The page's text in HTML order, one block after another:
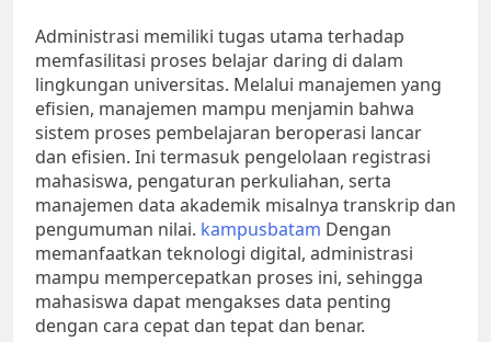
Administrasi memiliki tugas utama terhadap
memfasilitasi proses belajar daring di dalam
lingkungan universitas. Melalui manajemen yang
efisien, manajemen mampu menjamin bahwa
sistem proses pembelajaran beroperasi lancar
dan efisien. Ini termasuk pengelolaan registrasi
mahasiswa, pengaturan perkuliahan, serta
manajemen data akademik misalnya transkrip dan
pengumuman nilai. kampusbatam Dengan
memanfaatkan teknologi digital, administrasi
mampu mempercepatkan proses ini, sehingga
mahasiswa dapat mengakses data penting
dengan cara cepat dan tepat dan benar.